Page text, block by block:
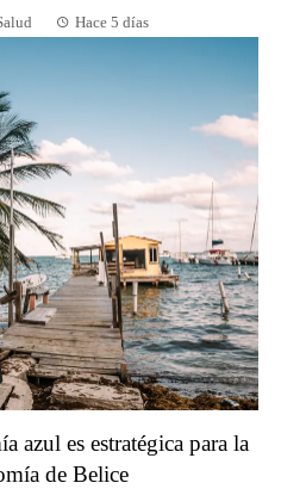
Hace 5 días
azul es estratégica para la
de Belice